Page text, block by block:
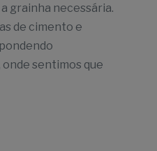
grainha necessária.
de cimento e
sentimos que